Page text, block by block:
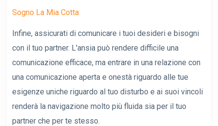
Sogno La Mia Cotta
Infine, assicurati di comunicare i tuoi desideri e bisogni
con il tuo partner. L'ansia può rendere difficile una
comunicazione efficace, ma entrare in una relazione con
una comunicazione aperta e onestà riguardo alle tue
esigenze uniche riguardo al tuo disturbo e ai suoi vincoli
renderà la navigazione molto più fluida sia per il tuo
partner che per te stesso.